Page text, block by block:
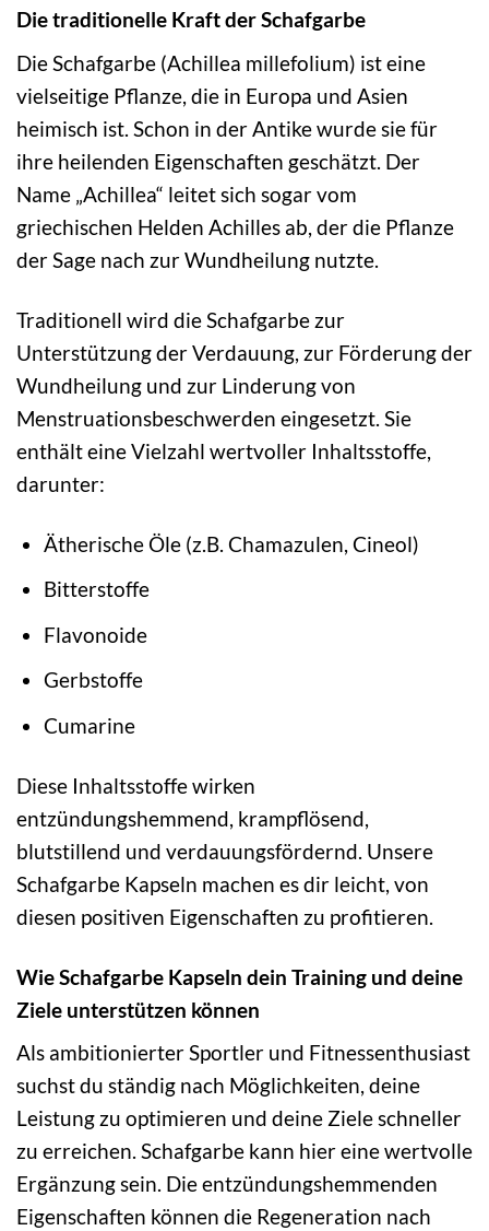
Die traditionelle Kraft der Schafgarbe
Die Schafgarbe (Achillea millefolium) ist eine
vielseitige Pflanze, die in Europa und Asien
heimisch ist. Schon in der Antike wurde sie für
ihre heilenden Eigenschaften geschätzt. Der
Name „Achillea“ leitet sich sogar vom
griechischen Helden Achilles ab, der die Pflanze
der Sage nach zur Wundheilung nutzte.
Traditionell wird die Schafgarbe zur
Unterstützung der Verdauung, zur Förderung der
Wundheilung und zur Linderung von
Menstruationsbeschwerden eingesetzt. Sie
enthält eine Vielzahl wertvoller Inhaltsstoffe,
darunter:
Ätherische Öle (z.B. Chamazulen, Cineol)
Bitterstoffe
Flavonoide
Gerbstoffe
Cumarine
Diese Inhaltsstoffe wirken
entzündungshemmend, krampflösend,
blutstillend und verdauungsfördernd. Unsere
Schafgarbe Kapseln machen es dir leicht, von
diesen positiven Eigenschaften zu profitieren.
Wie Schafgarbe Kapseln dein Training und deine
Ziele unterstützen können
Als ambitionierter Sportler und Fitnessenthusiast
suchst du ständig nach Möglichkeiten, deine
Leistung zu optimieren und deine Ziele schneller
zu erreichen. Schafgarbe kann hier eine wertvolle
Ergänzung sein. Die entzündungshemmenden
Eigenschaften können die Regeneration nach